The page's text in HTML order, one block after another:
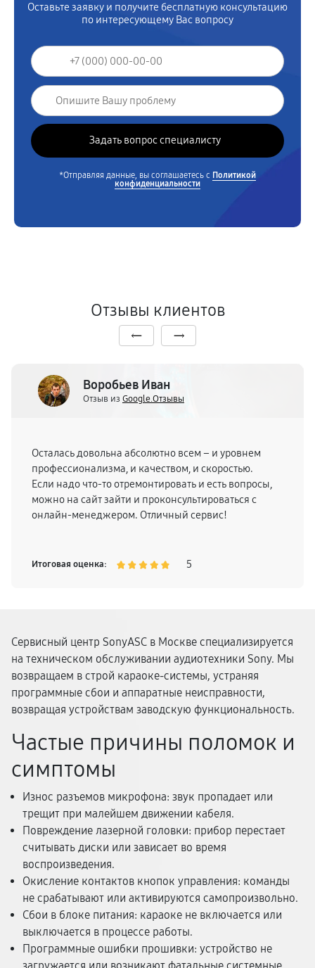
Оставьте заявку и получите бесплатную консультацию
по интересующему Вас вопросу
*Отправляя данные, вы соглашаетесь с Политикой
конфиденциальности
Отзывы клиентов
Воробьев Иван
Отзыв из Google.Отзывы
Осталась довольна абсолютно всем – и уровнем
профессионализма, и качеством, и скоростью.
Если надо что-то отремонтировать и есть вопросы,
можно на сайт зайти и проконсультироваться с
онлайн-менеджером. Отличный сервис!
Итоговая оценка: 5
Сервисный центр SonyASC в Москве специализируется
на техническом обслуживании аудиотехники Sony. Мы
возвращаем в строй караоке-системы, устраняя
программные сбои и аппаратные неисправности,
возвращая устройствам заводскую функциональность.
Частые причины поломок и
симптомы
Износ разъемов микрофона: звук пропадает или
трещит при малейшем движении кабеля.
Повреждение лазерной головки: прибор перестает
считывать диски или зависает во время
воспроизведения.
Окисление контактов кнопок управления: команды
не срабатывают или активируются самопроизвольно.
Сбои в блоке питания: караоке не включается или
выключается в процессе работы.
Программные ошибки прошивки: устройство не